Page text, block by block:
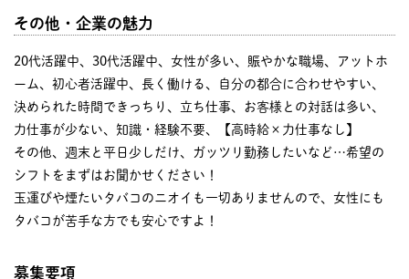
その他・企業の魅力
20代活躍中、30代活躍中、女性が多い、賑やかな職場、アットホ
ーム、初心者活躍中、長く働ける、自分の都合に合わせやすい、
決められた時間できっちり、立ち仕事、お客様との対話は多い、
力仕事が少ない、知識・経験不要、【高時給×力仕事なし】
その他、週末と平日少しだけ、ガッツリ勤務したいなど…希望の
シフトをまずはお聞かせください！
玉運びや煙たいタバコのニオイも一切ありませんので、女性にも
タバコが苦手な方でも安心ですよ！
募集要項